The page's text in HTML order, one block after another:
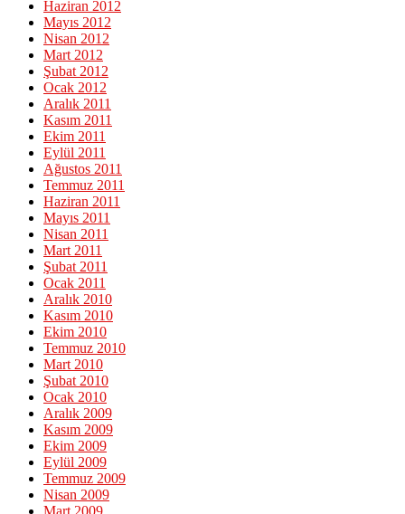
Haziran 2012
Mayıs 2012
Nisan 2012
Mart 2012
Şubat 2012
Ocak 2012
Aralık 2011
Kasım 2011
Ekim 2011
Eylül 2011
Ağustos 2011
Temmuz 2011
Haziran 2011
Mayıs 2011
Nisan 2011
Mart 2011
Şubat 2011
Ocak 2011
Aralık 2010
Kasım 2010
Ekim 2010
Temmuz 2010
Mart 2010
Şubat 2010
Ocak 2010
Aralık 2009
Kasım 2009
Ekim 2009
Eylül 2009
Temmuz 2009
Nisan 2009